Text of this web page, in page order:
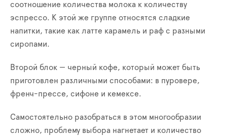
соотношение количества молока к количеству
эспрессо. К этой же группе относятся сладкие
напитки, такие как латте карамель и раф с разными
сиропами.
Второй блок — черный кофе, который может быть
приготовлен различными способами: в пуровере,
френч-прессе, сифоне и кемексе.
Самостоятельно разобраться в этом многообразии
сложно, проблему выбора нагнетает и количество